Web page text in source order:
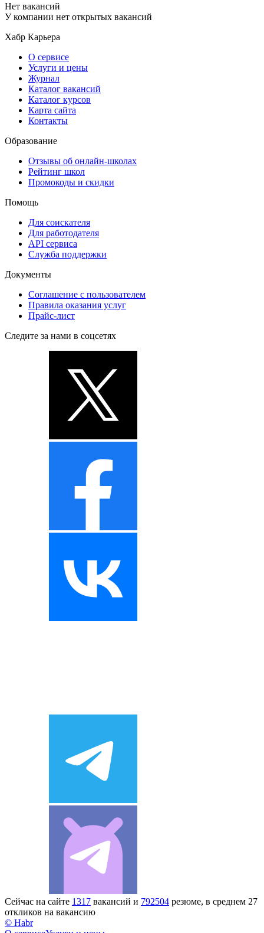
Нет вакансий
У компании нет открытых вакансий
Хабр Карьера
О сервисе
Услуги и цены
Журнал
Каталог вакансий
Каталог курсов
Карта сайта
Контакты
Образование
Отзывы об онлайн-школах
Рейтинг школ
Промокоды и скидки
Помощь
Для соискателя
Для работодателя
API сервиса
Служба поддержки
Документы
Соглашение с пользователем
Правила оказания услуг
Прайс-лист
Следите за нами в соцсетях
Сейчас на сайте 1317 вакансий и 792504 резюме, в среднем 27
откликов на вакансию
© Habr